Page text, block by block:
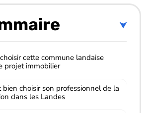
cette commune landaise
projet immobilier
bien choisir son professionnel de la
dans les Landes